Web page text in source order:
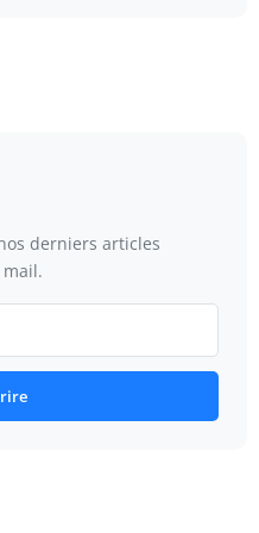
derniers articles